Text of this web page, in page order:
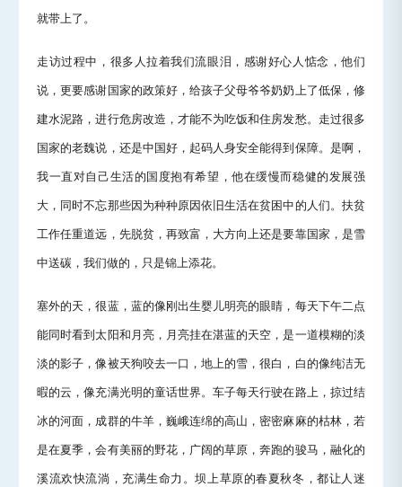
就带上了。
走访过程中，很多人拉着我们流眼泪，感谢好心人惦念，他们
说，更要感谢国家的政策好，给孩子父母爷爷奶奶上了低保，修
建水泥路，进行危房改造，才能不为吃饭和住房发愁。走过很多
国家的老魏说，还是中国好，起码人身安全能得到保障。是啊，
我一直对自己生活的国度抱有希望，他在缓慢而稳健的发展强
大，同时不忘那些因为种种原因依旧生活在贫困中的人们。扶贫
工作任重道远，先脱贫，再致富，大方向上还是要靠国家，是雪
中送碳，我们做的，只是锦上添花。
塞外的天，很蓝，蓝的像刚出生婴儿明亮的眼睛，每天下午二点
能同时看到太阳和月亮，月亮挂在湛蓝的天空，是一道模糊的淡
淡的影子，像被天狗咬去一口，地上的雪，很白，白的像纯洁无
暇的云，像充满光明的童话世界。车子每天行驶在路上，掠过结
冰的河面，成群的牛羊，巍峨连绵的高山，密密麻麻的枯林，若
是在夏季，会有美丽的野花，广阔的草原，奔跑的骏马，融化的
溪流欢快流淌，充满生命力。坝上草原的春夏秋冬，都让人迷